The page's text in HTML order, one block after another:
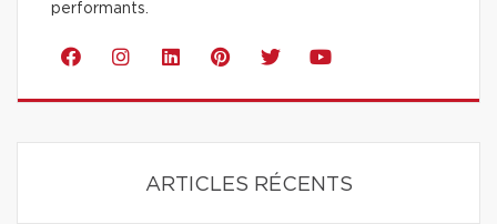
performants.
ARTICLES RÉCENTS